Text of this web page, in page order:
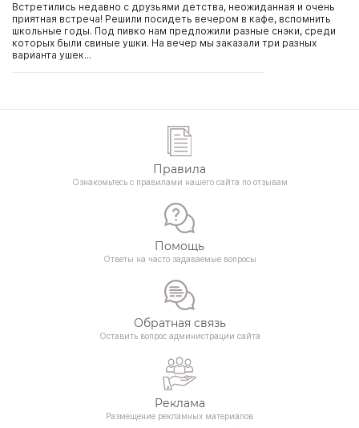
Встретились недавно с друзьями детства, неожиданная и очень
приятная встреча! Решили посидеть вечером в кафе, вспомнить
школьные годы. Под пивко нам предложили разные снэки, среди
которых были свиные ушки. На вечер мы заказали три разных
варианта ушек...
Правила
Ознакомьтесь с правилами нашего сайта по отзывам
Помощь
Ответы на часто задаваемые вопросы
Обратная связь
Оставить вопрос администрации сайта
Реклама
Размещение рекламных материалов